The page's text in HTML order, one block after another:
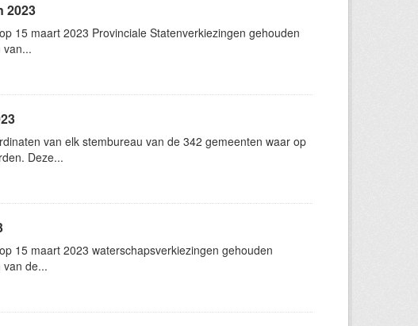
2023
15 maart 2023 Provinciale Statenverkiezingen gehouden
van...
van elk stembureau van de 342 gemeenten waar op
Deze...
15 maart 2023 waterschapsverkiezingen gehouden
van de...